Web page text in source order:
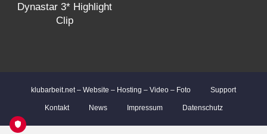
Dynastar 3* Highlight
Clip
klubarbeit.net – Website – Hosting – Video – Foto Support
Kontakt News Impressum Datenschutz